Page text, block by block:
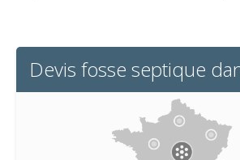
Devis fosse septique